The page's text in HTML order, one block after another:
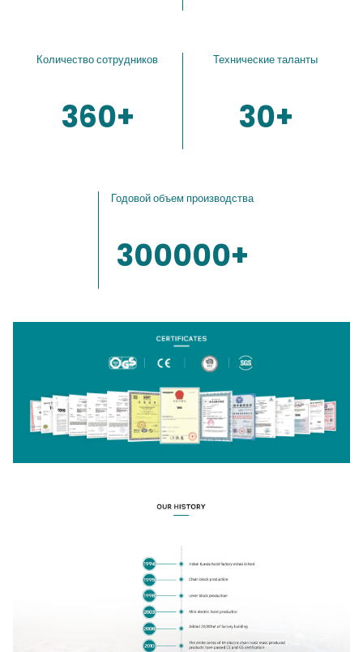
Количество сотрудников
360+
Технические таланты
30+
Годовой объем производства
300000+